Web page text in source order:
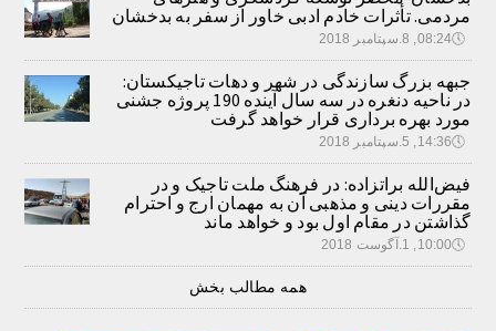
مردمی. تأثرات خادم ادبی خاور از سفر به بدخشان
🕔08:24, 8.سپتامبر 2018
جبهه بزرگ سازندگی در شهر و دهات تاجیکستان:
در ناحیه دنغره در سه سال آینده 190 پروژه جشنی
مورد بهره برداری قرار خواهد گرفت
🕔14:36, 5.سپتامبر 2018
فیض‌الله براتزاده: در فرهنگ ملت تاجیک و در
مقررات دینی و مذهبی آن به مهمان ارج و احترام
گذاشتن در مقام اول بود و خواهد ماند
🕔10:00, 1.آگوست 2018
همه مطالب بخش